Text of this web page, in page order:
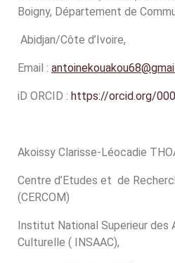
Boigny, Département de
Abidjan/Côte d’Ivoire,
Email :
iD ORCID : https://orcid.org/
Akoissy Clarisse-Léocadie
Centre d’Etudes et de
(CERCOM)
Institut National Superieur des
Culturelle ( INSAAC),